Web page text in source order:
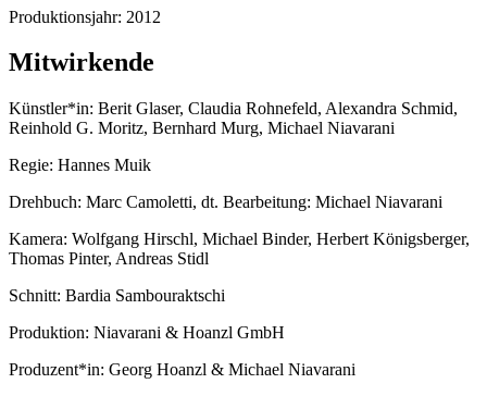
Produktionsjahr: 2012
Mitwirkende
Künstler*in: Berit Glaser, Claudia Rohnefeld, Alexandra Schmid,
Reinhold G. Moritz, Bernhard Murg, Michael Niavarani
Regie: Hannes Muik
Drehbuch: Marc Camoletti, dt. Bearbeitung: Michael Niavarani
Kamera: Wolfgang Hirschl, Michael Binder, Herbert Königsberger,
Thomas Pinter, Andreas Stidl
Schnitt: Bardia Sambouraktschi
Produktion: Niavarani & Hoanzl GmbH
Produzent*in: Georg Hoanzl & Michael Niavarani